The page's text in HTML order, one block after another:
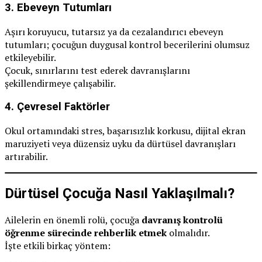
3. Ebeveyn Tutumları
Aşırı koruyucu, tutarsız ya da cezalandırıcı ebeveyn
tutumları; çocuğun duygusal kontrol becerilerini olumsuz
etkileyebilir.
Çocuk, sınırlarını test ederek davranışlarını
şekillendirmeye çalışabilir.
4. Çevresel Faktörler
Okul ortamındaki stres, başarısızlık korkusu, dijital ekran
maruziyeti veya düzensiz uyku da dürtüsel davranışları
artırabilir.
Dürtüsel Çocuğa Nasıl Yaklaşılmalı?
Ailelerin en önemli rolü, çocuğa davranış kontrolü
öğrenme sürecinde rehberlik etmek olmalıdır.
İşte etkili birkaç yöntem: